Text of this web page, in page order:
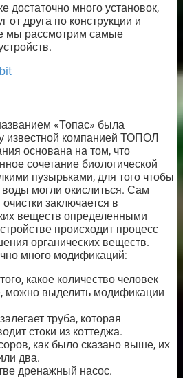
достаточно много установок,
от друга по конструкции и
мы рассмотрим самые
«Топас» была
известной компанией ТОПОЛ
основана на том, что
сочетание биологической
пузырьками, для того чтобы
могли окислиться. Сам
заключается в
веществ определенными
происходит процесс
органических веществ.
много модификаций:
какое количество человек
можно выделить модификации
труба, которая
стоки из коттеджа.
как было сказано выше, их
два.
дренажный насос.